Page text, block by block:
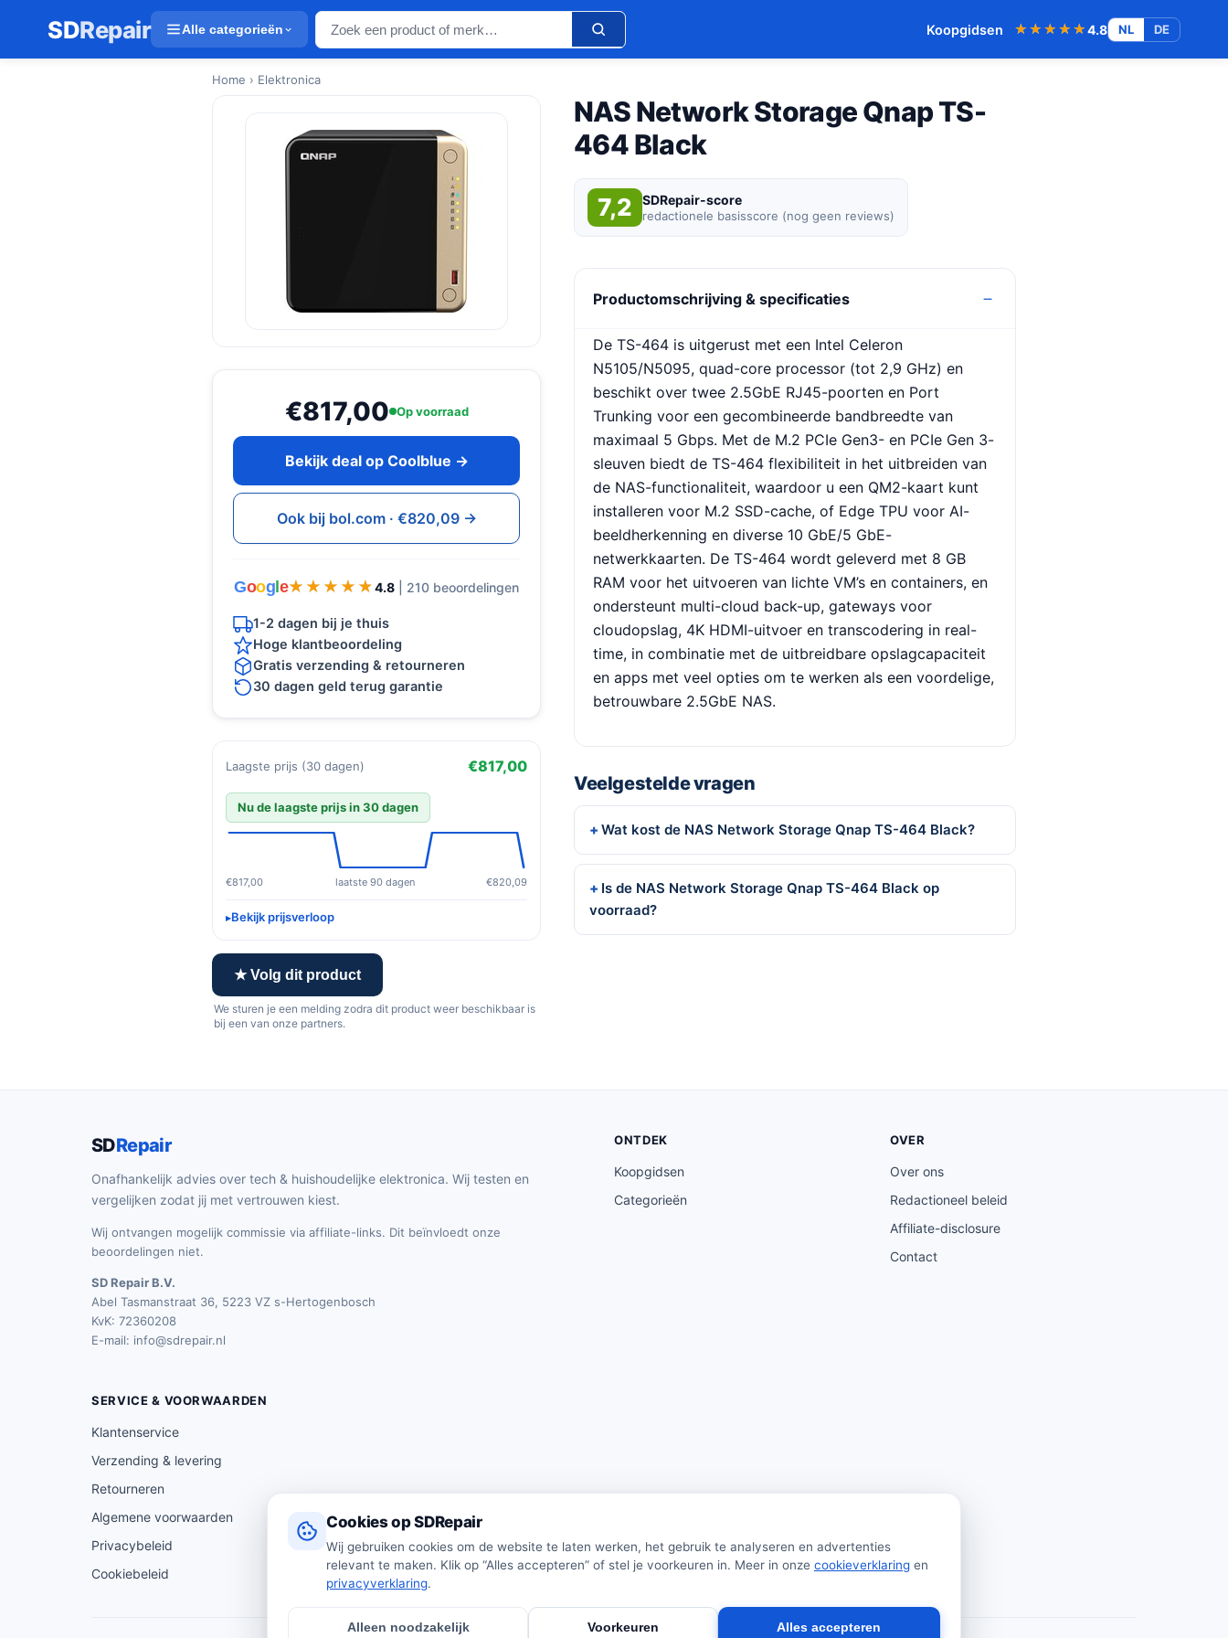
Cookies op SDRepair
Wij gebruiken cookies om de website te laten werken, het gebruik te analyseren en advertenties
relevant te maken. Klik op “Alles accepteren” of stel je voorkeuren in. Meer in onze cookieverklaring en
privacyverklaring.
Alleen noodzakelijk Voorkeuren Alles accepteren
SDRepair Alle categorieën Koopgidsen ★★★★★
★★★★★4.8 NL DE
Home › Elektronica
€817,00 Op voorraad
Bekijk deal op Coolblue →
Ook bij bol.com · €820,09 →
Goog e★★★★★
★★★★★ 4.8 | 210 beoordelingen
1-2 dagen bij je thuis
Hoge klantbeoordeling
Gratis verzending & retourneren
30 dagen geld terug garantie
Laagste prijs (30 dagen) €817,00
Nu de laagste prijs in 30 dagen
€817,00 laatste 90 dagen €820,09
Bekijk prijsverloop
★ Volg dit product
We sturen je een melding zodra dit product weer beschikbaar is
bij een van onze partners.
NAS Network Storage Qnap TS-
464 Black
7,2 SDRepair-score
redactionele basisscore (nog geen reviews)
Productomschrijving & specificaties
De TS-464 is uitgerust met een Intel Celeron
N5105/N5095, quad-core processor (tot 2,9 GHz) en
beschikt over twee 2.5GbE RJ45-poorten en Port
Trunking voor een gecombineerde bandbreedte van
maximaal 5 Gbps. Met de M.2 PCIe Gen3- en PCIe Gen 3-
sleuven biedt de TS-464 flexibiliteit in het uitbreiden van
de NAS-functionaliteit, waardoor u een QM2-kaart kunt
installeren voor M.2 SSD-cache, of Edge TPU voor AI-
beeldherkenning en diverse 10 GbE/5 GbE-
netwerkkaarten. De TS-464 wordt geleverd met 8 GB
RAM voor het uitvoeren van lichte VM’s en containers, en
ondersteunt multi-cloud back-up, gateways voor
cloudopslag, 4K HDMI-uitvoer en transcodering in real-
time, in combinatie met de uitbreidbare opslagcapaciteit
en apps met veel opties om te werken als een voordelige,
betrouwbare 2.5GbE NAS.
Veelgestelde vragen
Wat kost de NAS Network Storage Qnap TS-464 Black?
Is de NAS Network Storage Qnap TS-464 Black op
voorraad?
SDRepair
Onafhankelijk advies over tech & huishoudelijke elektronica. Wij testen en
vergelijken zodat jij met vertrouwen kiest.
Wij ontvangen mogelijk commissie via affiliate-links. Dit beïnvloedt onze
beoordelingen niet.
SD Repair B.V.
Abel Tasmanstraat 36, 5223 VZ s-Hertogenbosch
KvK: 72360208
E-mail: info@sdrepair.nl
ONTDEK
Koopgidsen
Categorieën
OVER
Over ons
Redactioneel beleid
Affiliate-disclosure
Contact
SERVICE & VOORWAARDEN
Klantenservice
Verzending & levering
Retourneren
Algemene voorwaarden
Privacybeleid
Cookiebeleid